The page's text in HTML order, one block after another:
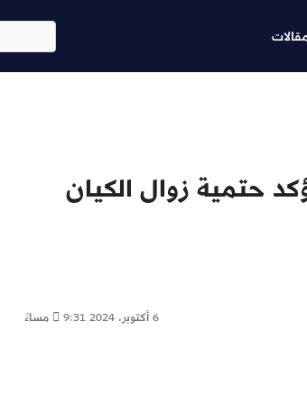
content
ابحث
حتمية زوال الكيان
6 أكتوبر، 2024 9:31 مساءً